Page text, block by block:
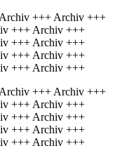
+++ Archiv +++
+++ Archiv +++
+++ Archiv +++
+++ Archiv +++
+++ Archiv +++
+++ Archiv +++
+++ Archiv +++
+++ Archiv +++
+++ Archiv +++
+++ Archiv +++